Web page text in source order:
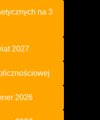
na 3
2027
2026